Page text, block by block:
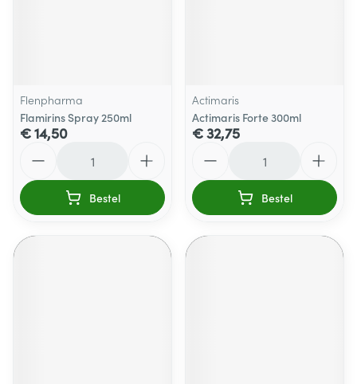
Flenpharma
Flamirins Spray 250ml
€ 14,50
Bestel
Actimaris
Actimaris Forte 300ml
€ 32,75
Bestel